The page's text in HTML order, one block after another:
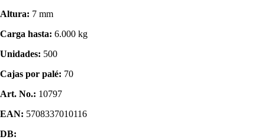
Altura: 7 mm
Carga hasta: 6.000 kg
Unidades: 500
Cajas por palé: 70
Art. No.: 10797
EAN: 5708337010116
DB: